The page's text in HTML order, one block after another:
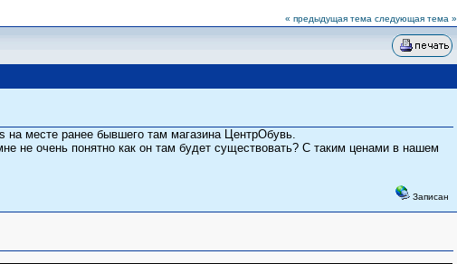
« предыдущая тема следующая тема »
на месте ранее бывшего там магазина ЦентрОбувь.
не очень понятно как он там будет существовать? С таким ценами в нашем
Записан